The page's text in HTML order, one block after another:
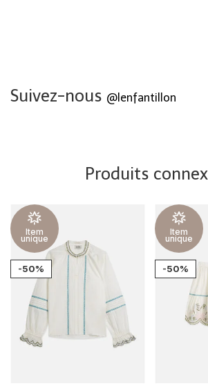
Suivez-nous @lenfantillon
Produits
Item
unique
-50%
Item
unique
-50%